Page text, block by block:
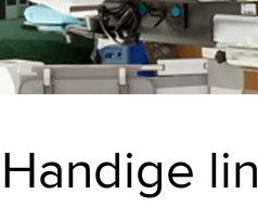
Handige